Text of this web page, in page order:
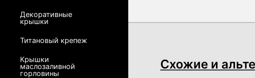
Схожие и
Декоративные
крышки
Титановый крепеж
Крышки
маслозаливной
горловины